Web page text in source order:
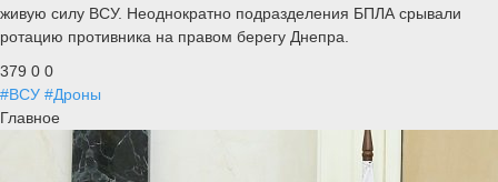
живую силу ВСУ. Неоднократно подразделения БПЛА срывали
ротацию противника на правом берегу Днепра.
379 0 0
#ВСУ #Дроны
Главное